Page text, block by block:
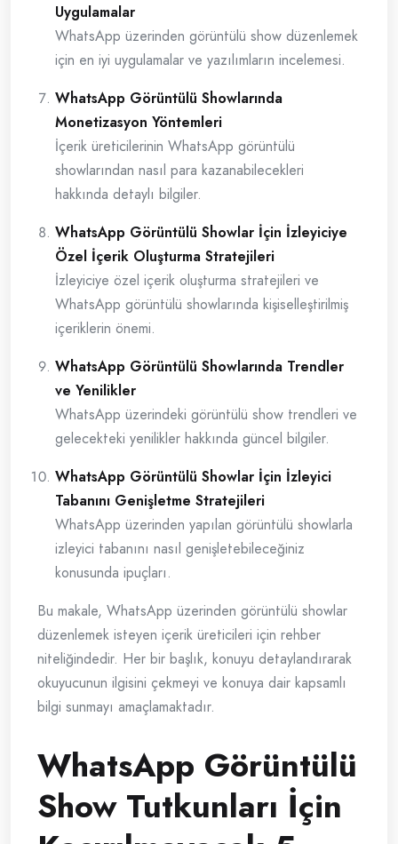
Uygulamalar
WhatsApp üzerinden görüntülü show düzenlemek
için en iyi uygulamalar ve yazılımların incelemesi.
WhatsApp Görüntülü Showlarında
Monetizasyon Yöntemleri
İçerik üreticilerinin WhatsApp görüntülü
showlarından nasıl para kazanabilecekleri
hakkında detaylı bilgiler.
WhatsApp Görüntülü Showlar İçin İzleyiciye
Özel İçerik Oluşturma Stratejileri
İzleyiciye özel içerik oluşturma stratejileri ve
WhatsApp görüntülü showlarında kişiselleştirilmiş
içeriklerin önemi.
WhatsApp Görüntülü Showlarında Trendler
ve Yenilikler
WhatsApp üzerindeki görüntülü show trendleri ve
gelecekteki yenilikler hakkında güncel bilgiler.
WhatsApp Görüntülü Showlar İçin İzleyici
Tabanını Genişletme Stratejileri
WhatsApp üzerinden yapılan görüntülü showlarla
izleyici tabanını nasıl genişletebileceğiniz
konusunda ipuçları.
Bu makale, WhatsApp üzerinden görüntülü showlar
düzenlemek isteyen içerik üreticileri için rehber
niteliğindedir. Her bir başlık, konuyu detaylandırarak
okuyucunun ilgisini çekmeyi ve konuya dair kapsamlı
bilgi sunmayı amaçlamaktadır.
WhatsApp Görüntülü
Show Tutkunları İçin